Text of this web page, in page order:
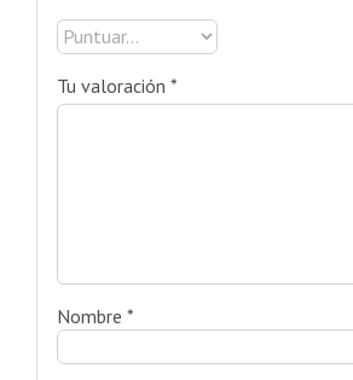
Tu valoración *
Nombre *